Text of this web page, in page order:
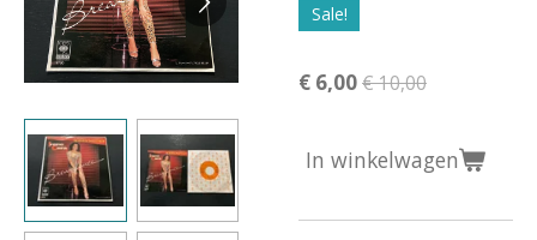
Sale!
€ 6,00€ 10,00
In winkelwagen